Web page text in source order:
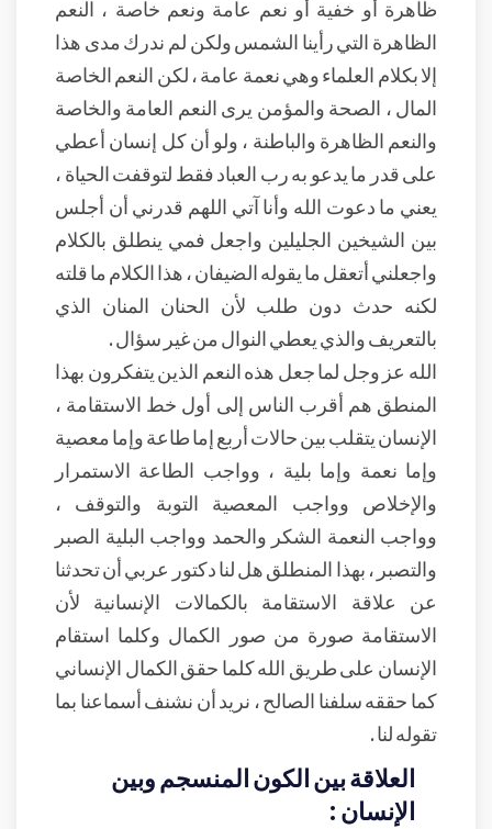
ظاهرة أو خفية أو نعم عامة ونعم خاصة ، النعم
الظاهرة التي رأينا الشمس ولكن لم ندرك مدى هذا
إلا بكلام العلماء وهي نعمة عامة ، لكن النعم الخاصة
المال ، الصحة والمؤمن يرى النعم العامة والخاصة
والنعم الظاهرة والباطنة ، ولو أن كل إنسان أعطي
على قدر ما يدعو به رب العباد فقط لتوقفت الحياة ،
يعني ما دعوت الله وأنا آتي اللهم قدرني أن أجلس
بين الشيخين الجليلين واجعل فمي ينطلق بالكلام
واجعلني أتعقل ما يقوله الضيفان ، هذا الكلام ما قلته
لكنه حدث دون طلب لأن الحنان المنان الذي
بالتعريف والذي يعطي النوال من غير سؤال .
الله عز وجل لما جعل هذه النعم الذين يتفكرون بهذا
المنطق هم أقرب الناس إلى أول خط الاستقامة ،
الإنسان يتقلب بين حالات أربع إما طاعة وإما معصية
وإما نعمة وإما بلية ، وواجب الطاعة الاستمرار
والإخلاص وواجب المعصية التوبة والتوقف ،
وواجب النعمة الشكر والحمد وواجب البلية الصبر
والتصبر ، بهذا المنطلق هل لنا دكتور عربي أن تحدثنا
عن علاقة الاستقامة بالكمالات الإنسانية لأن
الاستقامة صورة من صور الكمال وكلما استقام
الإنسان على طريق الله كلما حقق الكمال الإنساني
كما حققه سلفنا الصالح ، نريد أن نشنف أسماعنا بما
تقوله لنا .
العلاقة بين الكون المنسجم وبين
الإنسان :